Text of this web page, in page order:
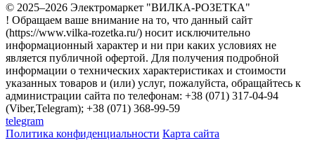
© 2025–2026 Электромаркет "ВИЛКА-РОЗЕТКА"
! Обращаем ваше внимание на то, что данный сайт
(https://www.vilka-rozetka.ru/) носит исключительно
информационный характер и ни при каких условиях не
является публичной офертой. Для получения подробной
информации о технических характеристиках и стоимости
указанных товаров и (или) услуг, пожалуйста, обращайтесь к
администрации сайта по телефонам: +38 (071) 317-04-94
(Viber,Telegram); +38 (071) 368-99-59
telegram
Политика конфиденциальности Карта сайта